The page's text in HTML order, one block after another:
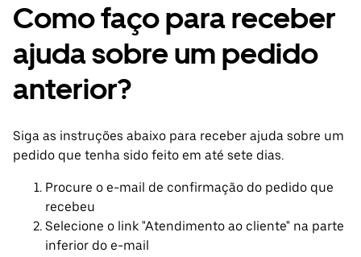
Como faço para receber
ajuda sobre um pedido
anterior?
Siga as instruções abaixo para receber ajuda sobre um
pedido que tenha sido feito em até sete dias.
Procure o e-mail de confirmação do pedido que
recebeu
Selecione o link "Atendimento ao cliente" na parte
inferior do e-mail